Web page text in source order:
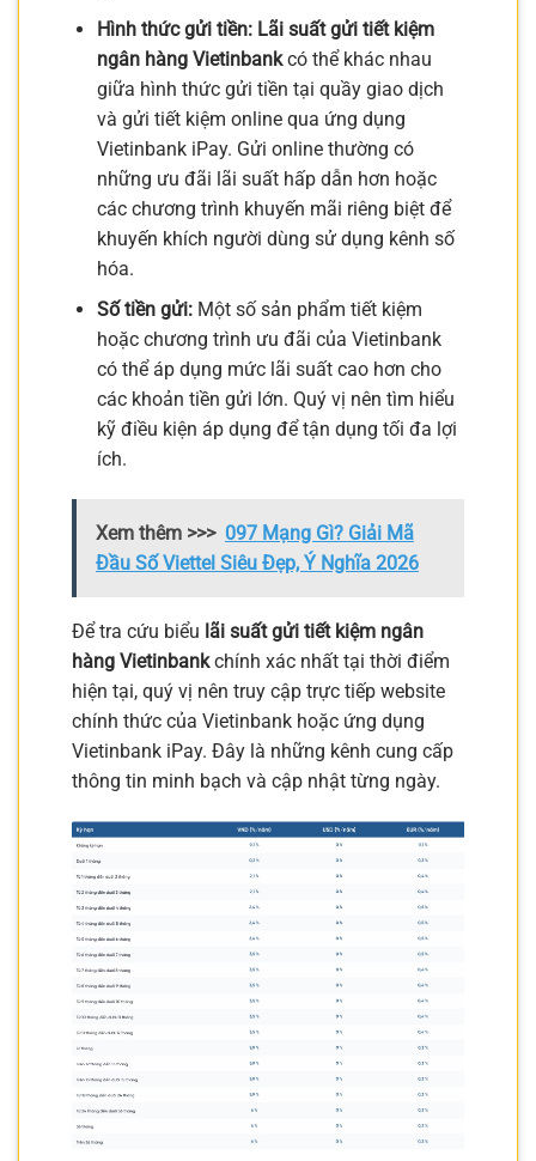
Hình thức gửi tiền: Lãi suất gửi tiết kiệm
ngân hàng Vietinbankcó thể khác nhau
giữa hình thức gửi tiền tại quầy giao dịch
và gửi tiết kiệm online qua ứng dụng
Vietinbank iPay. Gửi online thường có
những ưu đãi lãi suất hấp dẫn hơn hoặc
các chương trình khuyến mãi riêng biệt để
khuyến khích người dùng sử dụng kênh số
hóa.
Số tiền gửi:Một số sản phẩm tiết kiệm
hoặc chương trình ưu đãi của Vietinbank
có thể áp dụng mức lãi suất cao hơn cho
các khoản tiền gửi lớn. Quý vị nên tìm hiểu
kỹ điều kiện áp dụng để tận dụng tối đa lợi
ích.
Xem thêm >>> 097 Mạng Gì? Giải Mã
Đầu Số Viettel Siêu Đẹp, Ý Nghĩa 2026
Để tra cứu biểu lãi suất gửi tiết kiệm ngân
hàng Vietinbankchính xác nhất tại thời điểm
hiện tại, quý vị nên truy cập trực tiếp website
chính thức của Vietinbank hoặc ứng dụng
Vietinbank iPay. Đây là những kênh cung cấp
thông tin minh bạch và cập nhật từng ngày.